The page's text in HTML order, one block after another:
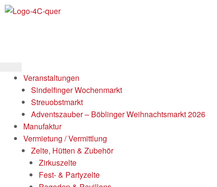
Veranstaltungen
Sindelfinger Wochenmarkt
Streuobstmarkt
Adventszauber – Böblinger Weihnachtsmarkt 2026
Manufaktur
Vermietung / Vermittlung
Zelte, Hütten & Zubehör
Zirkuszelte
Fest- & Partyzelte